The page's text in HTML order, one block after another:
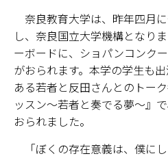
奈良教育大学は、昨年四月
し、奈良国立大学機構となり
ーボードに、ショパンコンク
がおられます。本学の学生も
ある若者と反田さんとのトー
ッスン～若者と奏でる夢～』
おられました。
「ぼくの存在意義は、僕にし